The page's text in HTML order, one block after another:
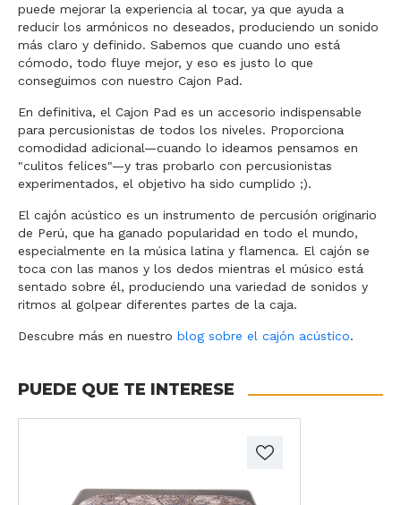
puede mejorar la experiencia al tocar, ya que ayuda a
reducir los armónicos no deseados, produciendo un sonido
más claro y definido. Sabemos que cuando uno está
cómodo, todo fluye mejor, y eso es justo lo que
conseguimos con nuestro Cajon Pad.
En definitiva, el Cajon Pad es un accesorio indispensable
para percusionistas de todos los niveles. Proporciona
comodidad adicional—cuando lo ideamos pensamos en
"culitos felices"—y tras probarlo con percusionistas
experimentados, el objetivo ha sido cumplido ;).
El cajón acústico es un instrumento de percusión originario
de Perú, que ha ganado popularidad en todo el mundo,
especialmente en la música latina y flamenca. El cajón se
toca con las manos y los dedos mientras el músico está
sentado sobre él, produciendo una variedad de sonidos y
ritmos al golpear diferentes partes de la caja.
Descubre más en nuestro blog sobre el cajón acústico.
PUEDE QUE TE INTERESE